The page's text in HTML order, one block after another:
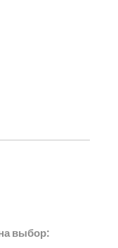
выбор: